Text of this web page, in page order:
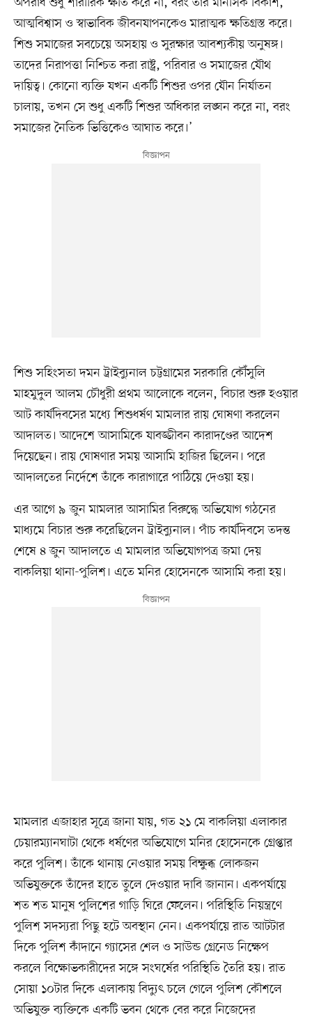
আত্মবিশ্বাস ও স্বাভাবিক জীবনযাপনকেও মারাত্মক ক্ষতিগ্রস্ত করে।
শিশু সমাজের সবচেয়ে অসহায় ও সুরক্ষার আবশ্যকীয় অনুষঙ্গ।
তাদের নিরাপত্তা নিশ্চিত করা রাষ্ট্র, পরিবার ও সমাজের যৌথ
দায়িত্ব। কোনো ব্যক্তি যখন একটি শিশুর ওপর যৌন নির্যাতন
চালায়, তখন সে শুধু একটি শিশুর অধিকার লঙ্ঘন করে না, বরং
সমাজের নৈতিক ভিত্তিকেও আঘাত করে।’
শিশু সহিংসতা দমন ট্রাইব্যুনাল চট্টগ্রামের সরকারি কৌঁসুলি
মাহমুদুল আলম চৌধুরী প্রথম আলোকে বলেন, বিচার শুরু হওয়ার
আট কার্যদিবসের মধ্যে শিশুধর্ষণ মামলার রায় ঘোষণা করলেন
আদালত। আদেশে আসামিকে যাবজ্জীবন কারাদণ্ডের আদেশ
দিয়েছেন। রায় ঘোষণার সময় আসামি হাজির ছিলেন। পরে
আদালতের নির্দেশে তাঁকে কারাগারে পাঠিয়ে দেওয়া হয়।
এর আগে ৯ জুন মামলার আসামির বিরুদ্ধে অভিযোগ গঠনের
মাধ্যমে বিচার শুরু করেছিলেন ট্রাইব্যুনাল। পাঁচ কার্যদিবসে তদন্ত
শেষে ৪ জুন আদালতে এ মামলার অভিযোগপত্র জমা দেয়
বাকলিয়া থানা-পুলিশ। এতে মনির হোসেনকে আসামি করা হয়।
মামলার এজাহার সূত্রে জানা যায়, গত ২১ মে বাকলিয়া এলাকার
চেয়ারম্যানঘাটা থেকে ধর্ষণের অভিযোগে মনির হোসেনকে গ্রেপ্তার
করে পুলিশ। তাঁকে থানায় নেওয়ার সময় বিক্ষুব্ধ লোকজন
অভিযুক্তকে তাঁদের হাতে তুলে দেওয়ার দাবি জানান। একপর্যায়ে
শত শত মানুষ পুলিশের গাড়ি ঘিরে ফেলেন। পরিস্থিতি নিয়ন্ত্রণে
পুলিশ সদস্যরা পিছু হটে অবস্থান নেন। একপর্যায়ে রাত আটটার
দিকে পুলিশ কাঁদানে গ্যাসের শেল ও সাউন্ড গ্রেনেড নিক্ষেপ
করলে বিক্ষোভকারীদের সঙ্গে সংঘর্ষের পরিস্থিতি তৈরি হয়। রাত
সোয়া ১০টার দিকে এলাকায় বিদ্যুৎ চলে গেলে পুলিশ কৌশলে
অভিযুক্ত ব্যক্তিকে একটি ভবন থেকে বের করে নিজেদের